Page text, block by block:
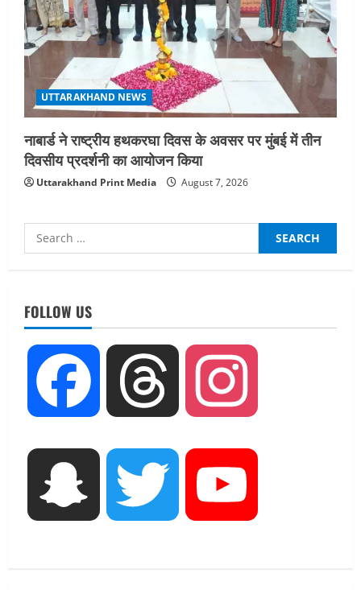
UTTARAKHAND NEWS
नाबार्ड ने राष्ट्रीय हथकरघा दिवस के अवसर पर मुंबई में तीन
दिवसीय प्रदर्शनी का आयोजन किया
Uttarakhand Print Media August 7, 2026
Search
for:
FOLLOW US
Facebook Threads
Snapchat Twitter
August 7, 2026
UTTARAKHAND NEWS
नाबार्ड ने राष्ट्रीय हथकरघा दिवस के अवसर पर
मुंबई में तीन दिवसीय प्रदर्शनी का आयोजन किया
UTTARAKHAND NEWS
जिलाधिकारी/जिला निर्वाचन अधिकारी ने
सहसपुर विधानसभा क्षेत्र के पोलिंग बूथों का